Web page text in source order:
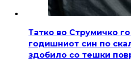
Татко во Струмичко
годишниот син по
здобило со тешки